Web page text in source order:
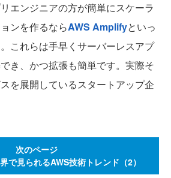
エンジニアの方が簡単にスケーラ
ンを作るならAWS Amplifyといっ
これらは手早くサーバーレスアプ
き、かつ拡張も簡単です。実際そ
を展開しているスタートアップ企
次のページ
で見られるAWS技術トレンド（2）